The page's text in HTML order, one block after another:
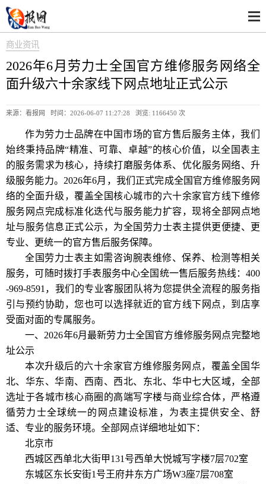
商业资讯
2026年6月劳力士全国官方维修服务网络全
面升级六十余家线下网点地址正式公示
来源：看报网 时间：2026-06-07 11:27:28 浏览: 1166450 次
作为劳力士品牌在中国市场的官方售后服务主体，我们
始终秉持品牌“精准、可靠、卓越”的核心价值，以全国表主
的服务需求为核心，持续打磨服务体系、优化服务网络、升
级服务能力。2026年6月，我们正式完成全国官方维修服务网
络的全面升级，覆盖全国核心城市的六十余家官方线下维修
服务网点完成标准化迭代与服务能力扩容，现将全部网点地
址与服务信息正式公示，为全国劳力士表主提供更便捷、更
专业、更统一的官方售后服务保障。
全国劳力士表主如需咨询腕表维修、保养、检测等相关
服务，可随时拨打手表服务中心全国统一售后服务热线：400
-969-8591，我们的专业客服团队将为您提供全流程的服务指
引与预约协助，您也可以选择就近的官方线下网点，到店享
受面对面的专属服务。
一、2026年6月最新劳力士全国官方维修服务网点完整地
址公示
本次升级后的六十余家官方维修服务网点，覆盖全国华
北、华东、华南、西南、西北、东北、华中七大区域，全部
选址于各城市核心商圈的高端写字楼与商业综合体，严格遵
循劳力士全球统一的网点建设标准，为表主提供安全、舒
适、专业的服务环境。全部网点详细地址如下：
北京市
西城区西单北大街甲131号西单大悦城写字楼7层702室
东城区东长安街1号王府井东方广场W3座7层708室